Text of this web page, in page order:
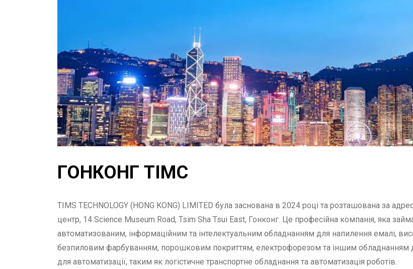
ГОНКОНГ ТІМС
TIMS TECHNOLOGY (HONG KONG) LIMITED була заснована в 2024 році та розташована за
центр, 14 Science Museum Road, Tsim Sha Tsui East, Гонконг. Це професійна компанія, яка
автоматизованим, інформаційним та інтелектуальним обладнанням для напилення емалі,
безпиловим фарбуванням, порошковим покриттям, електрофорезом та іншим обладнанням
для автоматизації, таким як логістичне транспортне обладнання та автоматизація роботів.